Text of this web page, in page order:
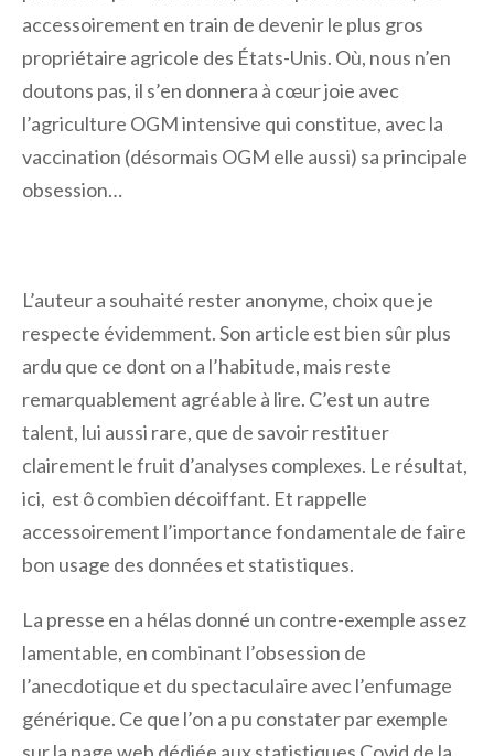
accessoirement en train de devenir le plus gros
propriétaire agricole des États-Unis. Où, nous n’en
doutons pas, il s’en donnera à cœur joie avec
l’agriculture OGM intensive qui constitue, avec la
vaccination (désormais OGM elle aussi) sa principale
obsession…
L’auteur a souhaité rester anonyme, choix que je
respecte évidemment. Son article est bien sûr plus
ardu que ce dont on a l’habitude, mais reste
remarquablement agréable à lire. C’est un autre
talent, lui aussi rare, que de savoir restituer
clairement le fruit d’analyses complexes. Le résultat,
ici, est ô combien décoiffant. Et rappelle
accessoirement l’importance fondamentale de faire
bon usage des données et statistiques.
La presse en a hélas donné un contre-exemple assez
lamentable, en combinant l’obsession de
l’anecdotique et du spectaculaire avec l’enfumage
générique. Ce que l’on a pu constater par exemple